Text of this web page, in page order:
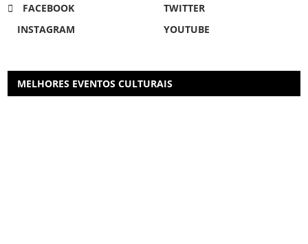
FACEBOOK
TWITTER
INSTAGRAM
YOUTUBE
MELHORES EVENTOS CULTURAIS